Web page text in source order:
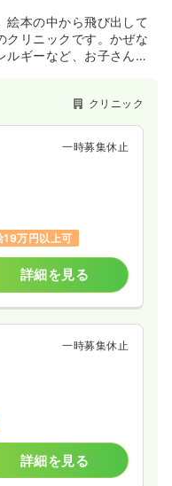
詳細を見る
詳細を見る
一時募集休止
絵本の中から飛び出して
クリニックです。かぜな
ルギーなど、お子さんが
クリニック
一時募集休止
19万円以上可
詳細を見る
一時募集休止
詳細を見る